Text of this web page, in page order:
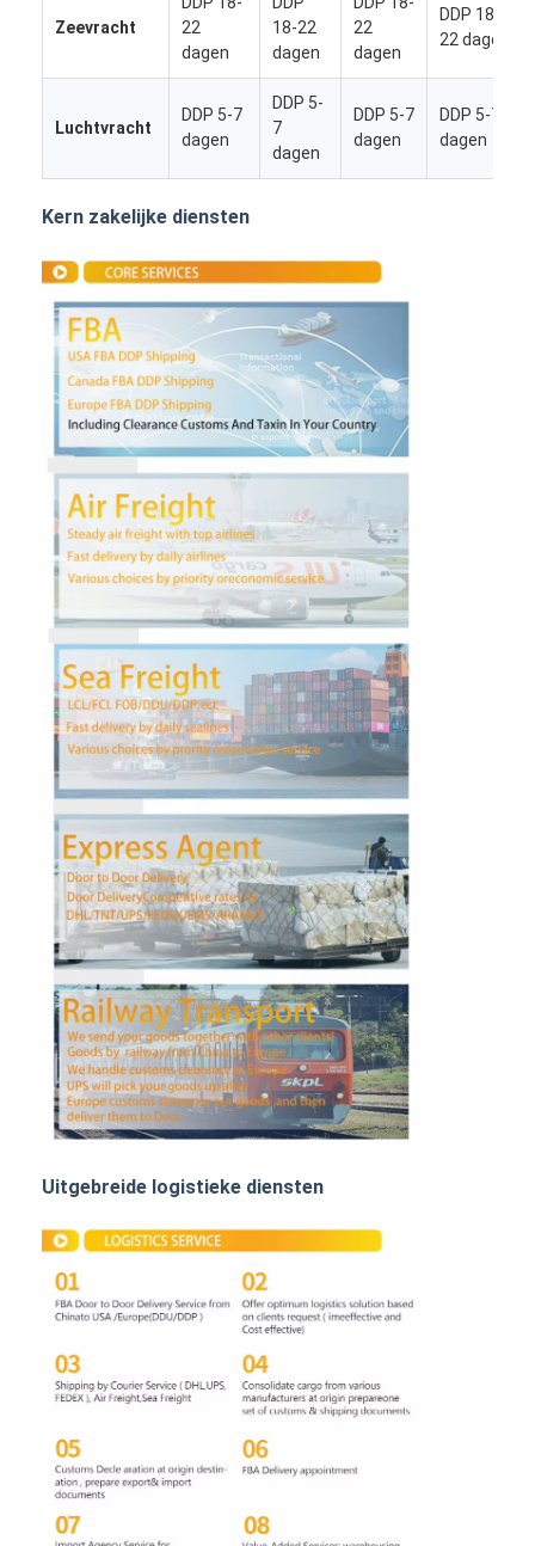
Thuis
Producten
Over ons
Fabrieksreis
Kwaliteitscontrole
Praatje Nu
Internationale Voorwaartse Vracht
Voorwaartse luchtvracht
zeevracht
DDP-verzending uit China
druk het verschepen uit
SPOORvracht
Vervoer naar Amazone
Vrachtvervoer met vrachtwagen
Opbergdienst
Zeevracht
22
dagen
18-22
dagen
22
dagen
DDP 18-
22 dagen
Luchtvracht
DDP 5-7
dagen
DDP 5-
7
dagen
DDP 5-7
dagen
DDP 5-7
dagen
Kern zakelijke diensten
Uitgebreide logistieke diensten